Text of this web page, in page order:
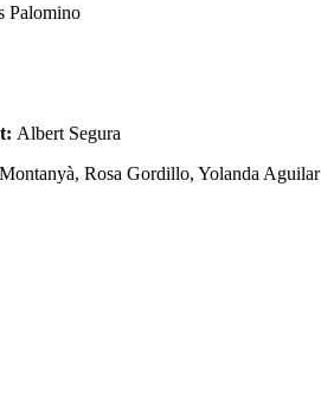
Palomino
Albert Segura
Rosa Gordillo, Yolanda Aguilar